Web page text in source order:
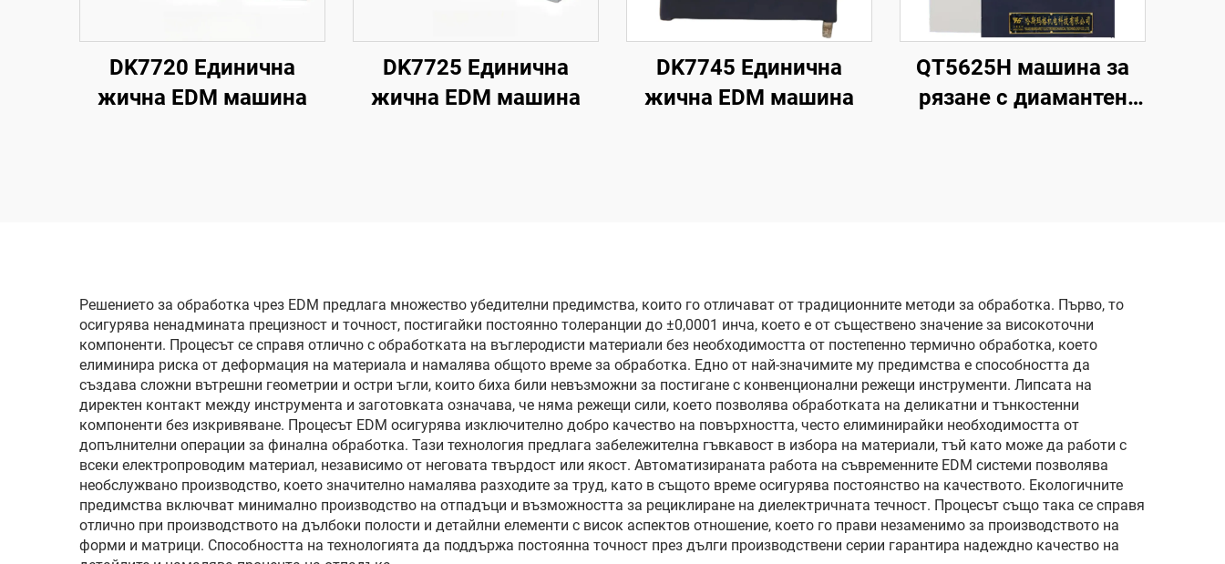
DK7720 Единична
жична EDM машина
DK7725 Единична
жична EDM машина
DK7745 Единична
жична EDM машина
QT5625H машина за
рязане с диамантен
Решението за обработка чрез EDM предлага множество убедителни предимства, които го отличават от традиционните методи за обработка. Първо, то
осигурява ненадмината прецизност и точност, постигайки постоянно толеранции до ±0,0001 инча, което е от съществено значение за високоточни
компоненти. Процесът се справя отлично с обработката на въглеродисти материали без необходимостта от постепенно термично обработка, което
елиминира риска от деформация на материала и намалява общото време за обработка. Едно от най-значимите му предимства е способността да
създава сложни вътрешни геометрии и остри ъгли, които биха били невъзможни за постигане с конвенционални режещи инструменти. Липсата на
директен контакт между инструмента и заготовката означава, че няма режещи сили, което позволява обработката на деликатни и тънкостенни
компоненти без изкривяване. Процесът EDM осигурява изключително добро качество на повърхността, често елиминирайки необходимостта от
допълнителни операции за финална обработка. Тази технология предлага забележителна гъвкавост в избора на материали, тъй като може да работи с
всеки електропроводим материал, независимо от неговата твърдост или якост. Автоматизираната работа на съвременните EDM системи позволява
необслужвано производство, което значително намалява разходите за труд, като в същото време осигурява постоянство на качеството. Екологичните
предимства включват минимално производство на отпадъци и възможността за рециклиране на диелектричната течност. Процесът също така се справя
отлично при производството на дълбоки полости и детайлни елементи с висок аспектов отношение, което го прави незаменимо за производството на
форми и матрици. Способността на технологията да поддържа постоянна точност през дълги производствени серии гарантира надеждно качество на